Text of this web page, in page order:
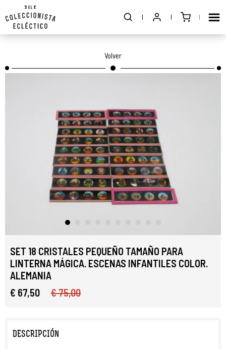
Volver
SET 18 CRISTALES PEQUEÑO TAMAÑO PARA
LINTERNA MÁGICA. ESCENAS INFANTILES COLOR.
ALEMANIA
€ 67,50
€ 75,00
DESCRIPCIÓN